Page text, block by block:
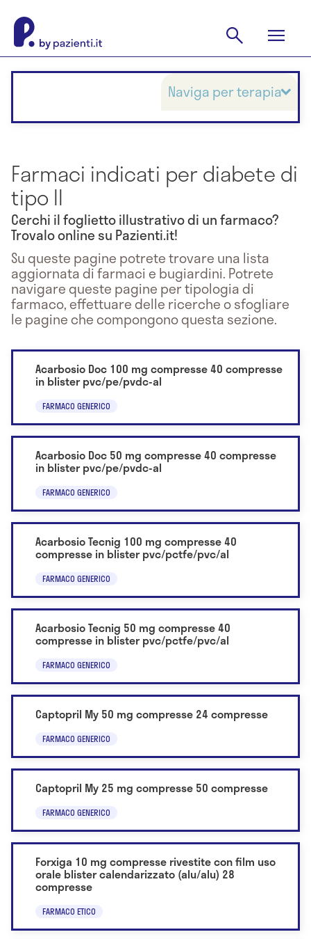
Farmaci indicati per diabete di
tipo II
Cerchi il foglietto illustrativo di un farmaco?
Trovalo online su Pazienti.it!
Su queste pagine potrete trovare una lista
aggiornata di farmaci e bugiardini. Potrete
navigare queste pagine per tipologia di
farmaco, effettuare delle ricerche o sfogliare
le pagine che compongono questa sezione.
Acarbosio Doc 100 mg compresse 40 compresse
in blister pvc/pe/pvdc-al
FARMACO GENERICO
Acarbosio Doc 50 mg compresse 40 compresse
in blister pvc/pe/pvdc-al
FARMACO GENERICO
Acarbosio Tecnig 100 mg compresse 40
compresse in blister pvc/pctfe/pvc/al
FARMACO GENERICO
Acarbosio Tecnig 50 mg compresse 40
compresse in blister pvc/pctfe/pvc/al
FARMACO GENERICO
Captopril My 50 mg compresse 24 compresse
FARMACO GENERICO
Captopril My 25 mg compresse 50 compresse
FARMACO GENERICO
Forxiga 10 mg compresse rivestite con film uso
orale blister calendarizzato (alu/alu) 28
compresse
FARMACO ETICO
Naviga per terapia